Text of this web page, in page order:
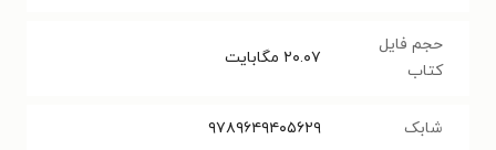
حجم فایل
کتاب
۲۰.۰۷ مگابایت
شابک ۹۷۸۹۶۴۹۴۰۵۶۲۹